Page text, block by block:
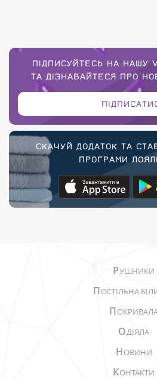
ПІДПИСУЙТЕСЬ НА НАШУ
ТА ДІЗНАВАЙТЕСЯ ПРО
СКАЧУЙ ДОДАТОК ТА
ПРОГРАМИ
РУШНИКИ
ПОСТІЛЬНА
П
ОДІЯЛА
НОВИНИ
КОНТАКТИ